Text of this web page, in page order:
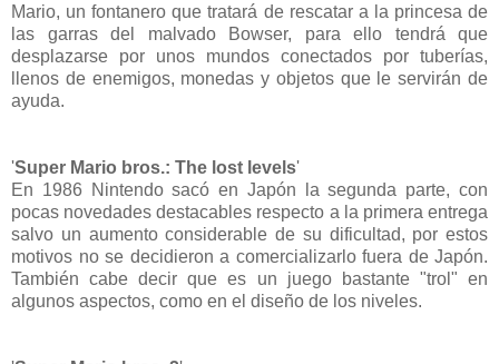
Mario, un fontanero que tratará de rescatar a la princesa de
las garras del malvado Bowser, para ello tendrá que
desplazarse por unos mundos conectados por tuberías,
llenos de enemigos, monedas y objetos que le servirán de
ayuda.
'Super Mario bros.: The lost levels'
En 1986 Nintendo sacó en Japón la segunda parte, con
pocas novedades destacables respecto a la primera entrega
salvo un aumento considerable de su dificultad, por estos
motivos no se decidieron a comercializarlo fuera de Japón.
También cabe decir que es un juego bastante "trol" en
algunos aspectos, como en el diseño de los niveles.